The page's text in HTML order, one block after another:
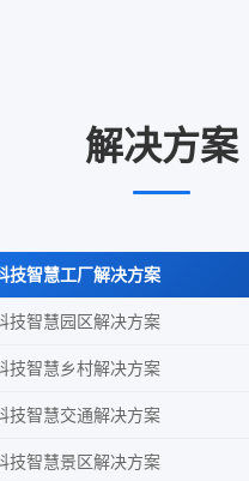
解决方案
技智慧工厂解决方案
技智慧园区解决方案
技智慧乡村解决方案
技智慧交通解决方案
技智慧景区解决方案